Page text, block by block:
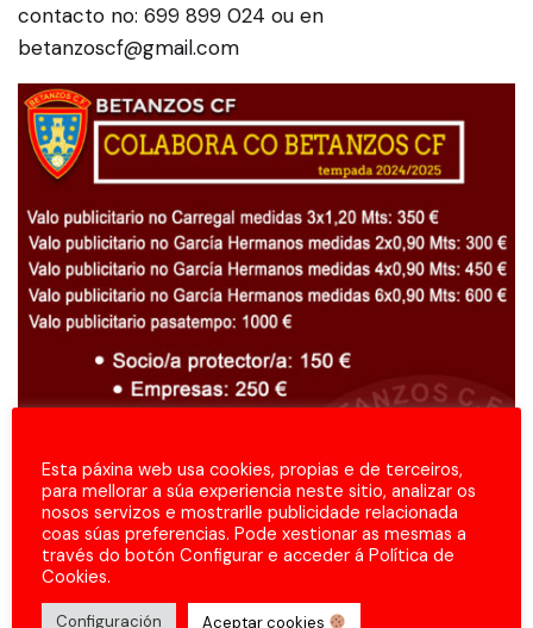
contacto no: 699 899 024 ou en
betanzoscf@gmail.com
Esta páxina web usa cookies, propias e de terceiros,
para mellorar a súa experiencia neste sitio, analizar os
nosos servizos e mostrarlle publicidade relacionada
coas súas preferencias. Pode xestionar as mesmas a
través do botón Configurar e acceder á Política de
Cookies.
Configuración Aceptar cookies